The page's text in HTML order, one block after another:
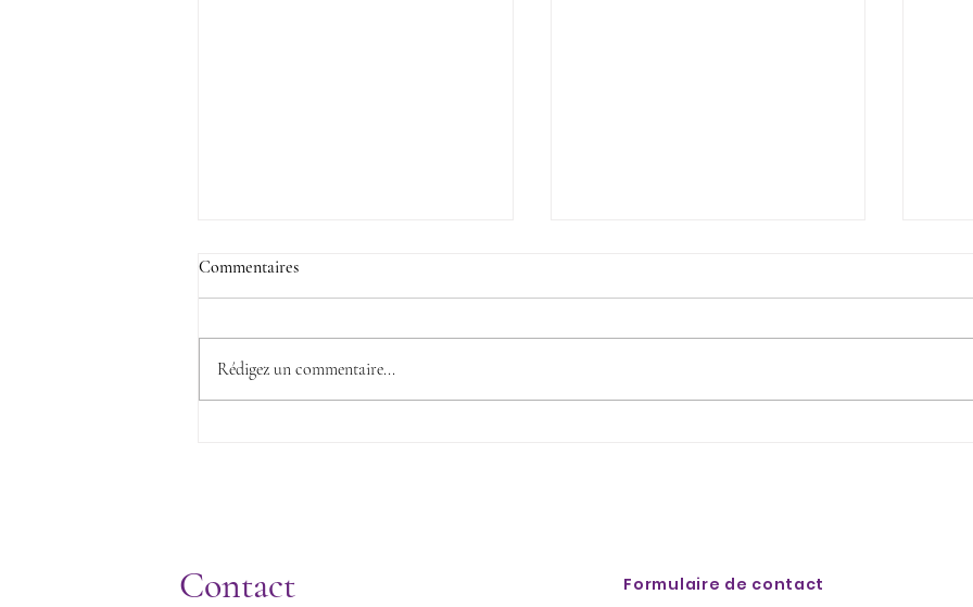
Commentaires
Rédigez un commentaire...
Contact Formulaire de contact